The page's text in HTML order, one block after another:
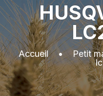
Accueil• Petit